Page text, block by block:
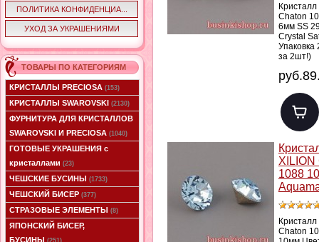
ПОЛИТИКА КОНФИДЕНЦИА...
УХОД ЗА УКРАШЕНИЯМИ
ТОВАРЫ ПО КАТЕГОРИЯМ
КРИСТАЛЛЫ PRECIOSA (153)
КРИСТАЛЛЫ SWAROVSKI (2130)
ФУРНИТУРА ДЛЯ КРИСТАЛЛОВ
SWAROVSKI И PRECIOSA (1040)
ГОТОВЫЕ УКРАШЕНИЯ с
кристаллами (23)
ЧЕШСКИЕ БУСИНЫ (1733)
ЧЕШСКИЙ БИСЕР (377)
СТРАЗОВЫЕ ЭЛЕМЕНТЫ (8)
ЯПОНСКИЙ БИСЕР,
БУСИНЫ
Chaton
6мм SS
Crystal
за 2шт!)
XILION
1088
Chaton